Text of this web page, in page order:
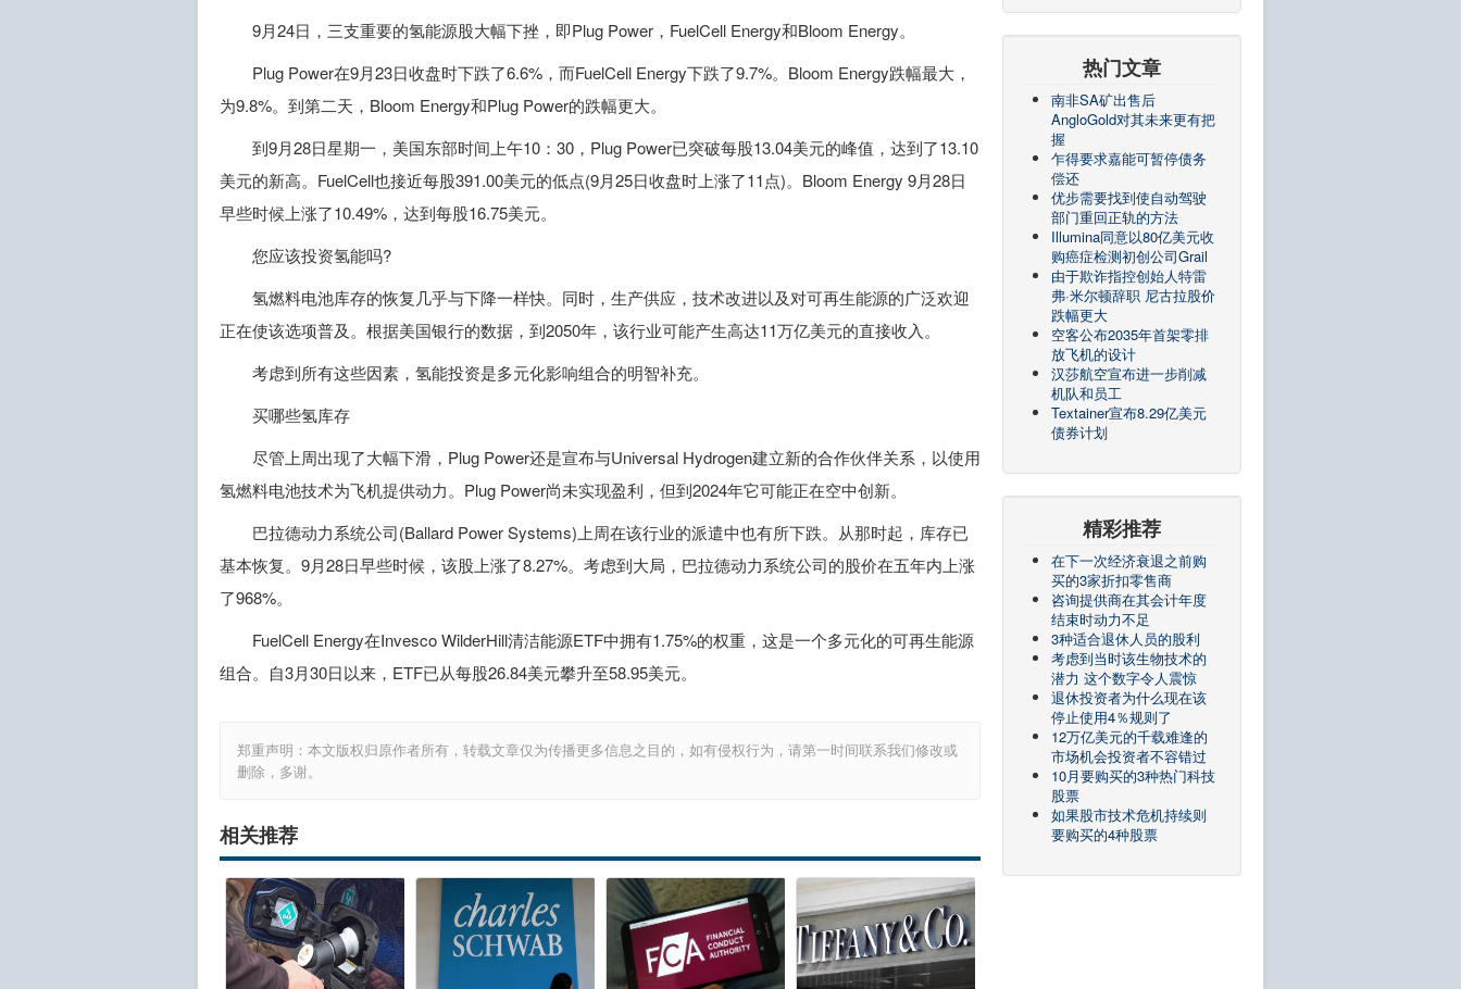
9月24日，三支重要的氢能源股大幅下挫，即Plug Power，FuelCell Energy和Bloom Energy。
Plug Power在9月23日收盘时下跌了6.6%，而FuelCell Energy下跌了9.7%。Bloom Energy跌幅最大，
为9.8%。到第二天，Bloom Energy和Plug Power的跌幅更大。
到9月28日星期一，美国东部时间上午10：30，Plug Power已突破每股13.04美元的峰值，达到了13.10
美元的新高。FuelCell也接近每股391.00美元的低点(9月25日收盘时上涨了11点)。Bloom Energy 9月28日
早些时候上涨了10.49%，达到每股16.75美元。
您应该投资氢能吗?
氢燃料电池库存的恢复几乎与下降一样快。同时，生产供应，技术改进以及对可再生能源的广泛欢迎
正在使该选项普及。根据美国银行的数据，到2050年，该行业可能产生高达11万亿美元的直接收入。
考虑到所有这些因素，氢能投资是多元化影响组合的明智补充。
买哪些氢库存
尽管上周出现了大幅下滑，Plug Power还是宣布与Universal Hydrogen建立新的合作伙伴关系，以使用
氢燃料电池技术为飞机提供动力。Plug Power尚未实现盈利，但到2024年它可能正在空中创新。
巴拉德动力系统公司(Ballard Power Systems)上周在该行业的派遣中也有所下跌。从那时起，库存已
基本恢复。9月28日早些时候，该股上涨了8.27%。考虑到大局，巴拉德动力系统公司的股价在五年内上涨
了968%。
FuelCell Energy在Invesco WilderHill清洁能源ETF中拥有1.75%的权重，这是一个多元化的可再生能源
组合。自3月30日以来，ETF已从每股26.84美元攀升至58.95美元。
郑重声明：本文版权归原作者所有，转载文章仅为传播更多信息之目的，如有侵权行为，请第一时间联系我们修改或
删除，多谢。
相关推荐
热门文章
南非SA矿出售后
AngloGold对其未来更有把
握
乍得要求嘉能可暂停债务
偿还
优步需要找到使自动驾驶
部门重回正轨的方法
Illumina同意以80亿美元收
购癌症检测初创公司Grail
由于欺诈指控创始人特雷
弗·米尔顿辞职 尼古拉股价
跌幅更大
空客公布2035年首架零排
放飞机的设计
汉莎航空宣布进一步削减
机队和员工
Textainer宣布8.29亿美元
债券计划
精彩推荐
在下一次经济衰退之前购
买的3家折扣零售商
咨询提供商在其会计年度
结束时动力不足
3种适合退休人员的股利
考虑到当时该生物技术的
潜力 这个数字令人震惊
退休投资者为什么现在该
停止使用4％规则了
12万亿美元的千载难逢的
市场机会投资者不容错过
10月要购买的3种热门科技
股票
如果股市技术危机持续则
要购买的4种股票